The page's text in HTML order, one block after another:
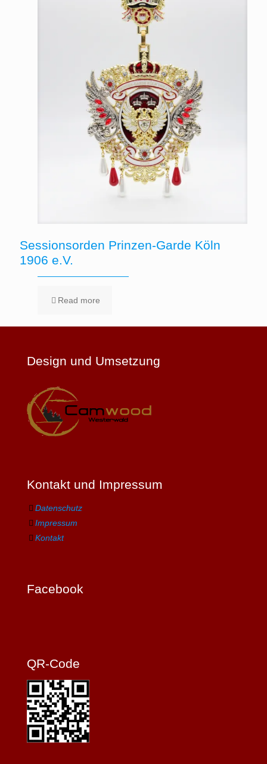
Sessionsorden Prinzen-Garde Köln
1906 e.V.
Read more
Design und Umsetzung
Kontakt und Impressum
Datenschutz
Impressum
Kontakt
Facebook
QR-Code